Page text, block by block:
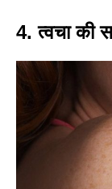
4. त्वचा की